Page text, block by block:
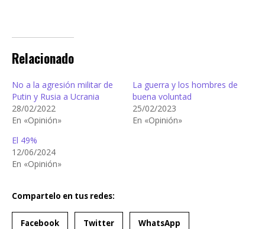
Relacionado
No a la agresión militar de
Putin y Rusia a Ucrania
28/02/2022
En «Opinión»
La guerra y los hombres de
buena voluntad
25/02/2023
En «Opinión»
El 49%
12/06/2024
En «Opinión»
Compartelo en tus redes:
Facebook Twitter WhatsApp